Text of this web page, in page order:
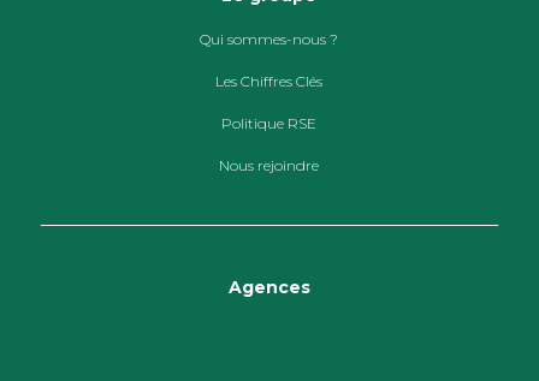
Qui sommes-nous ?
Les Chiffres Clés
Politique RSE
Nous rejoindre
Agences